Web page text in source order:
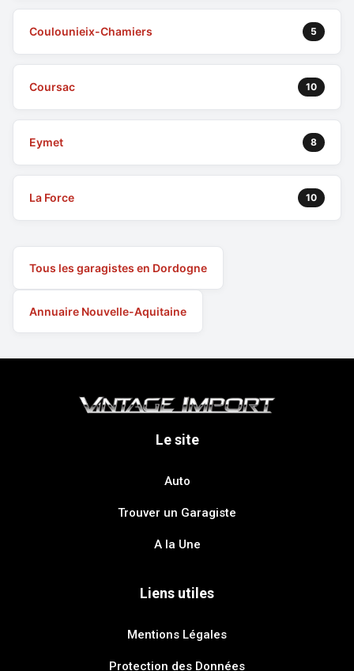
Coulounieix-Chamiers 5
Coursac 10
Eymet 8
La Force 10
Tous les garagistes en Dordogne
Annuaire Nouvelle-Aquitaine
Le site
Auto
Trouver un Garagiste
A la Une
Liens utiles
Mentions Légales
Protection des Données